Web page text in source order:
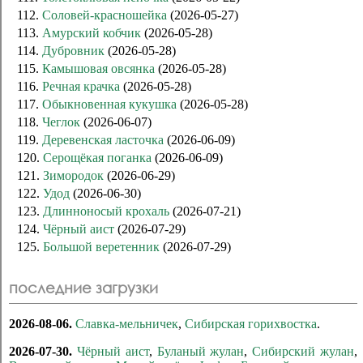
112. Соловей-красношейка (2026-05-27)
113. Амурский кобчик (2026-05-28)
114. Дубровник (2026-05-28)
115. Камышовая овсянка (2026-05-28)
116. Речная крачка (2026-05-28)
117. Обыкновенная кукушка (2026-05-28)
118. Чеглок (2026-06-07)
119. Деревенская ласточка (2026-06-09)
120. Серощёкая поганка (2026-06-09)
121. Зимородок (2026-06-29)
122. Удод (2026-06-30)
123. Длинноносый крохаль (2026-07-21)
124. Чёрный аист (2026-07-29)
125. Большой веретенник (2026-07-29)
последние загрузки
2026-08-06. Славка-мельничек, Сибирская горихвостка.
2026-07-30. Чёрный аист, Буланый жулан,Сибирский жулан,